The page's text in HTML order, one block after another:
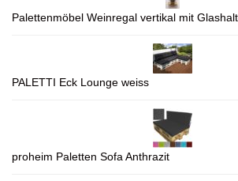
Palettenmöbel Weinregal vertikal mit
PALETTI Eck Lounge weiss
proheim Paletten Sofa Anthrazit